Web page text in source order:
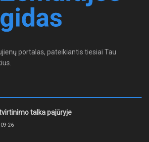
portalas, pateikiantis tiesiai Tau
talka pajūryje
26